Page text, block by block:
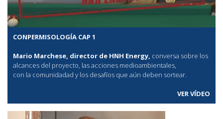
CONPERMISOLOGÍA CAP 1
Mario Marchese, director de HNH Energy, conversa sobre los
alcances del proyecto, las acciones medioambientales,
con la comunidadad y los desafíos que aún deben sortear.
VER VÍDEO